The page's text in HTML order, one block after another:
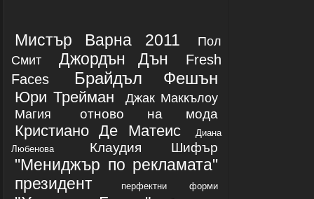
Мистър Варна 2011
Пол
Смит
Джордън Дън
Fresh
Faces
Брайдъл Фешън
Юри Трейман
Джак Маккълоу
Магия
отново на мода
Кристиано Де Матеис
Диана
Любенова
Клаудия Шифър
"Мениджър по рекламата"
президент
перфектни форми